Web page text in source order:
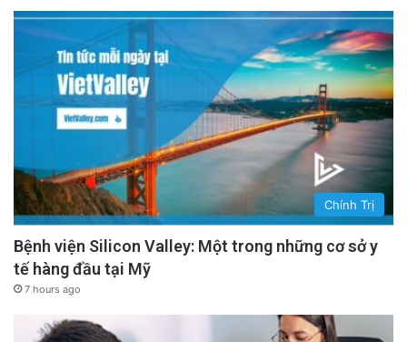
Chính Trị
Bệnh viện Silicon Valley: Một trong những cơ sở y
tế hàng đầu tại Mỹ
7 hours ago